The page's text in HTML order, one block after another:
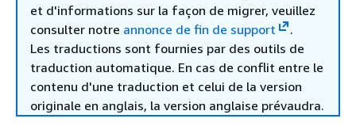
et d'informations sur la façon de migrer, veuillez
consulter notre annonce de fin de support
.
Les traductions sont fournies par des outils de
traduction automatique. En cas de conflit entre le
contenu d'une traduction et celui de la version
originale en anglais, la version anglaise prévaudra.